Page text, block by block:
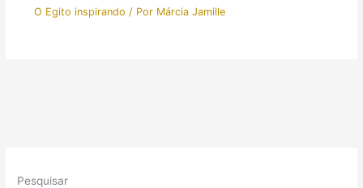
O Egito inspirando / Por Márcia Jamille
Pesquisar